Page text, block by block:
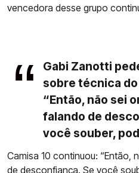
vencedora desse grupo
Gabi Zanotti
sobre técnica
“Então, não sei
falando de
você souber,
Camisa 10 continuou: “Então,
de desconfiança. Se você